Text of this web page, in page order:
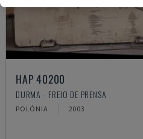
HAP 40200
DURMA - FREIO DE PRENSA
POLÓNIA 2003